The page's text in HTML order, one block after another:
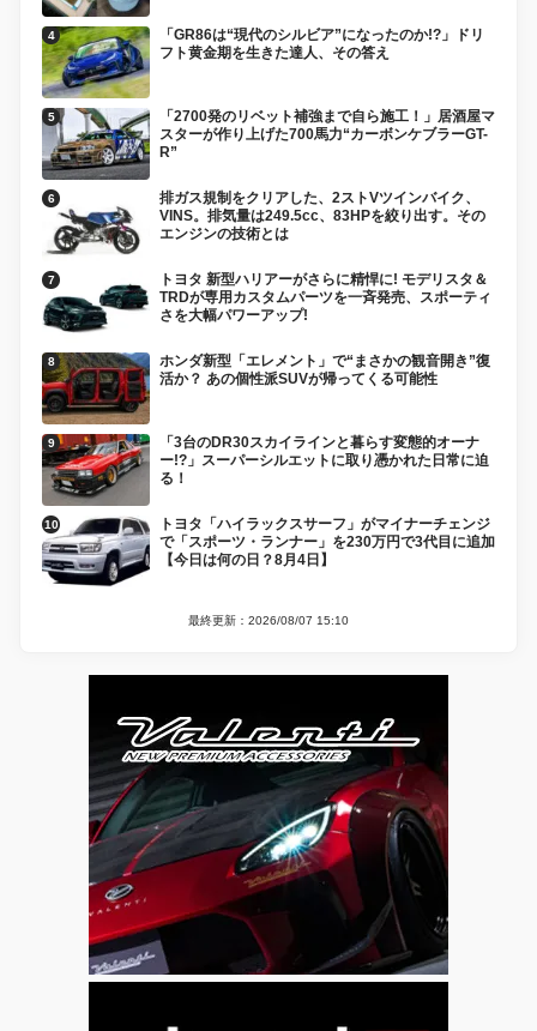
「GR86は“現代のシルビア”になったのか!?」ドリ
フト黄金期を生きた達人、その答え
「2700発のリベット補強まで自ら施工！」居酒屋マ
スターが作り上げた700馬力“カーボンケブラーGT-
R”
排ガス規制をクリアした、2ストVツインバイク、
VINS。排気量は249.5cc、83HPを絞り出す。その
エンジンの技術とは
トヨタ 新型ハリアーがさらに精悍に! モデリスタ＆
TRDが専用カスタムパーツを一斉発売、スポーティ
さを大幅パワーアップ!
ホンダ新型「エレメント」で“まさかの観音開き”復
活か？ あの個性派SUVが帰ってくる可能性
「3台のDR30スカイラインと暮らす変態的オーナ
ー!?」スーパーシルエットに取り憑かれた日常に迫
る！
トヨタ「ハイラックスサーフ」がマイナーチェンジ
で「スポーツ・ランナー」を230万円で3代目に追加
【今日は何の日？8月4日】
最終更新：2026/08/07 15:10